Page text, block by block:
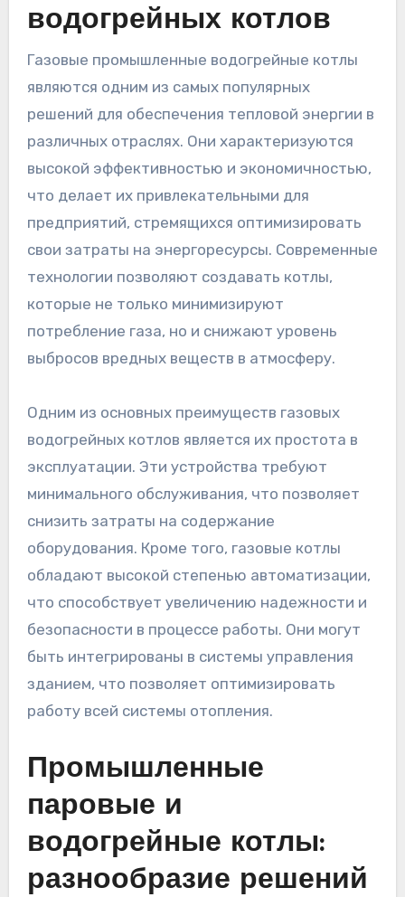
водогрейных котлов
Газовые промышленные водогрейные котлы
являются одним из самых популярных
решений для обеспечения тепловой энергии в
различных отраслях. Они характеризуются
высокой эффективностью и экономичностью,
что делает их привлекательными для
предприятий, стремящихся оптимизировать
свои затраты на энергоресурсы. Современные
технологии позволяют создавать котлы,
которые не только минимизируют
потребление газа, но и снижают уровень
выбросов вредных веществ в атмосферу.
Одним из основных преимуществ газовых
водогрейных котлов является их простота в
эксплуатации. Эти устройства требуют
минимального обслуживания, что позволяет
снизить затраты на содержание
оборудования. Кроме того, газовые котлы
обладают высокой степенью автоматизации,
что способствует увеличению надежности и
безопасности в процессе работы. Они могут
быть интегрированы в системы управления
зданием, что позволяет оптимизировать
работу всей системы отопления.
Промышленные
паровые и
водогрейные котлы:
разнообразие решений